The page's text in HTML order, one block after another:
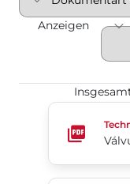
Anzeigen
Válvula